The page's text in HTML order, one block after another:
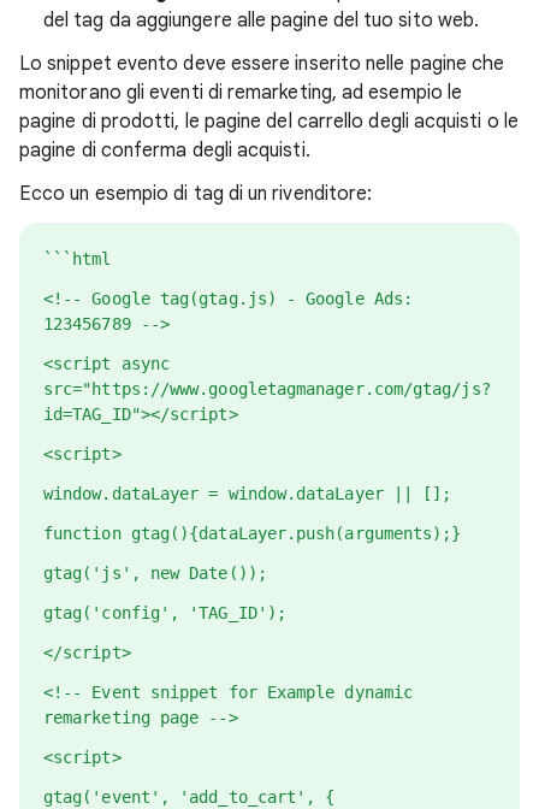
del tag da aggiungere alle pagine del tuo sito web.
Lo snippet evento deve essere inserito nelle pagine che
monitorano gli eventi di remarketing, ad esempio le
pagine di prodotti, le pagine del carrello degli acquisti o le
pagine di conferma degli acquisti.
Ecco un esempio di tag di un rivenditore:
```html
<!-- Google tag(gtag.js) - Google Ads:
123456789 -->
<script async
src="https://www.googletagmanager.com/gtag/js?
id=TAG_ID"></script>
<script>
window.dataLayer = window.dataLayer || [];
function gtag(){dataLayer.push(arguments);}
gtag('js', new Date());
gtag('config', 'TAG_ID');
</script>
<!-- Event snippet for Example dynamic
remarketing page -->
<script>
gtag('event', 'add_to_cart', {